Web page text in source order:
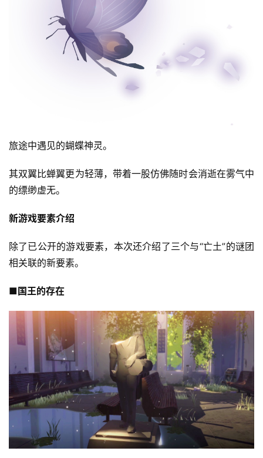
机
游
机
游
休
闲
游
2
0
2
5
第
旅途中遇见的蝴蝶神灵。
其双翼比蝉翼更为轻薄，带着一股仿佛随时会消逝在雾气中
的缥缈虚无。
新游戏要素介绍
除了已公开的游戏要素，本次还介绍了三个与“亡土”的谜团
相关联的新要素。
■国王的存在